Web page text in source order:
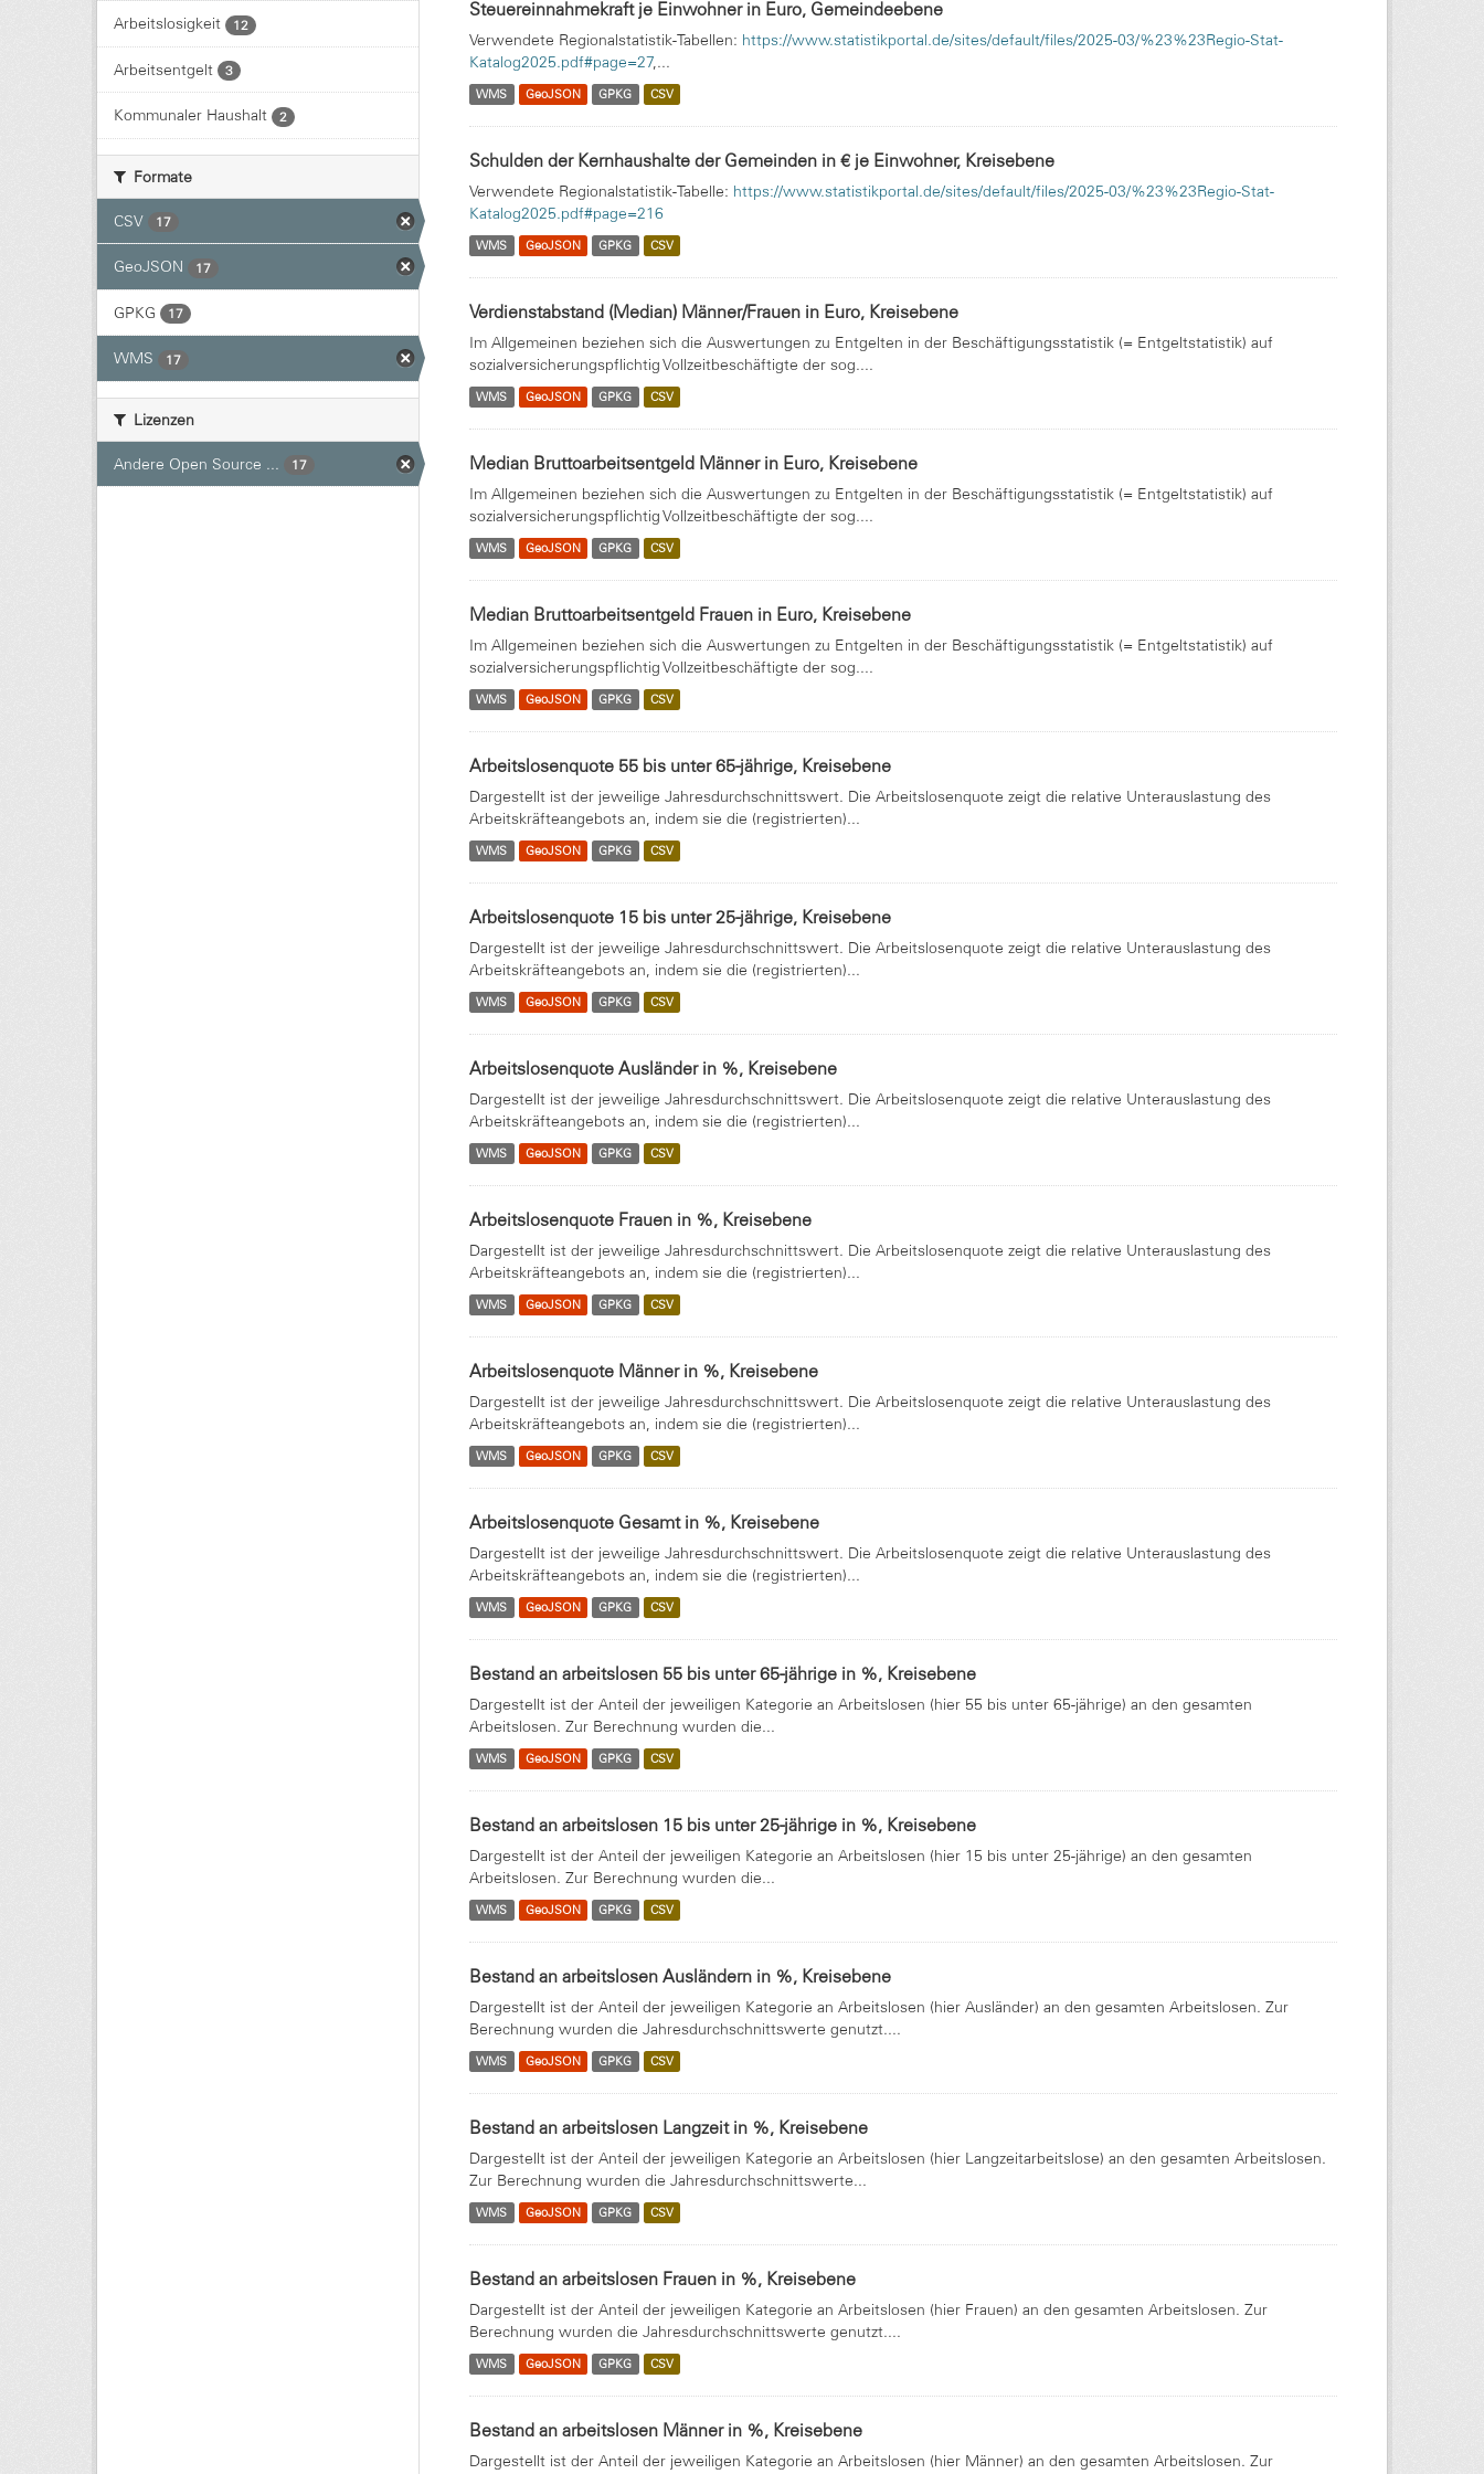
Arbeitslosigkeit 12
Arbeitsentgelt 3
Kommunaler Haushalt 2
Formate
CSV 17
GeoJSON 17
GPKG 17
WMS 17
Lizenzen
Andere Open Source ... 17
Steuereinnahmekraft je Einwohner in Euro, Gemeindeebene
Verwendete Regionalstatistik-Tabellen: https://www.statistikportal.de/sites/default/files/2025-03/%23%23Regio-Stat-
Katalog2025.pdf#page=27,...
WMS GeoJSON GPKG CSV
Schulden der Kernhaushalte der Gemeinden in € je Einwohner, Kreisebene
Verwendete Regionalstatistik-Tabelle: https://www.statistikportal.de/sites/default/files/2025-03/%23%23Regio-Stat-
Katalog2025.pdf#page=216
WMS GeoJSON GPKG CSV
Verdienstabstand (Median) Männer/Frauen in Euro, Kreisebene
Im Allgemeinen beziehen sich die Auswertungen zu Entgelten in der Beschäftigungsstatistik (= Entgeltstatistik) auf
sozialversicherungspflichtig Vollzeitbeschäftigte der sog....
WMS GeoJSON GPKG CSV
Median Bruttoarbeitsentgeld Männer in Euro, Kreisebene
Im Allgemeinen beziehen sich die Auswertungen zu Entgelten in der Beschäftigungsstatistik (= Entgeltstatistik) auf
sozialversicherungspflichtig Vollzeitbeschäftigte der sog....
WMS GeoJSON GPKG CSV
Median Bruttoarbeitsentgeld Frauen in Euro, Kreisebene
Im Allgemeinen beziehen sich die Auswertungen zu Entgelten in der Beschäftigungsstatistik (= Entgeltstatistik) auf
sozialversicherungspflichtig Vollzeitbeschäftigte der sog....
WMS GeoJSON GPKG CSV
Arbeitslosenquote 55 bis unter 65-jährige, Kreisebene
Dargestellt ist der jeweilige Jahresdurchschnittswert. Die Arbeitslosenquote zeigt die relative Unterauslastung des
Arbeitskräfteangebots an, indem sie die (registrierten)...
WMS GeoJSON GPKG CSV
Arbeitslosenquote 15 bis unter 25-jährige, Kreisebene
Dargestellt ist der jeweilige Jahresdurchschnittswert. Die Arbeitslosenquote zeigt die relative Unterauslastung des
Arbeitskräfteangebots an, indem sie die (registrierten)...
WMS GeoJSON GPKG CSV
Arbeitslosenquote Ausländer in %, Kreisebene
Dargestellt ist der jeweilige Jahresdurchschnittswert. Die Arbeitslosenquote zeigt die relative Unterauslastung des
Arbeitskräfteangebots an, indem sie die (registrierten)...
WMS GeoJSON GPKG CSV
Arbeitslosenquote Frauen in %, Kreisebene
Dargestellt ist der jeweilige Jahresdurchschnittswert. Die Arbeitslosenquote zeigt die relative Unterauslastung des
Arbeitskräfteangebots an, indem sie die (registrierten)...
WMS GeoJSON GPKG CSV
Arbeitslosenquote Männer in %, Kreisebene
Dargestellt ist der jeweilige Jahresdurchschnittswert. Die Arbeitslosenquote zeigt die relative Unterauslastung des
Arbeitskräfteangebots an, indem sie die (registrierten)...
WMS GeoJSON GPKG CSV
Arbeitslosenquote Gesamt in %, Kreisebene
Dargestellt ist der jeweilige Jahresdurchschnittswert. Die Arbeitslosenquote zeigt die relative Unterauslastung des
Arbeitskräfteangebots an, indem sie die (registrierten)...
WMS GeoJSON GPKG CSV
Bestand an arbeitslosen 55 bis unter 65-jährige in %, Kreisebene
Dargestellt ist der Anteil der jeweiligen Kategorie an Arbeitslosen (hier 55 bis unter 65-jährige) an den gesamten
Arbeitslosen. Zur Berechnung wurden die...
WMS GeoJSON GPKG CSV
Bestand an arbeitslosen 15 bis unter 25-jährige in %, Kreisebene
Dargestellt ist der Anteil der jeweiligen Kategorie an Arbeitslosen (hier 15 bis unter 25-jährige) an den gesamten
Arbeitslosen. Zur Berechnung wurden die...
WMS GeoJSON GPKG CSV
Bestand an arbeitslosen Ausländern in %, Kreisebene
Dargestellt ist der Anteil der jeweiligen Kategorie an Arbeitslosen (hier Ausländer) an den gesamten Arbeitslosen. Zur
Berechnung wurden die Jahresdurchschnittswerte genutzt....
WMS GeoJSON GPKG CSV
Bestand an arbeitslosen Langzeit in %, Kreisebene
Dargestellt ist der Anteil der jeweiligen Kategorie an Arbeitslosen (hier Langzeitarbeitslose) an den gesamten Arbeitslosen.
Zur Berechnung wurden die Jahresdurchschnittswerte...
WMS GeoJSON GPKG CSV
Bestand an arbeitslosen Frauen in %, Kreisebene
Dargestellt ist der Anteil der jeweiligen Kategorie an Arbeitslosen (hier Frauen) an den gesamten Arbeitslosen. Zur
Berechnung wurden die Jahresdurchschnittswerte genutzt....
WMS GeoJSON GPKG CSV
Bestand an arbeitslosen Männer in %, Kreisebene
Dargestellt ist der Anteil der jeweiligen Kategorie an Arbeitslosen (hier Männer) an den gesamten Arbeitslosen. Zur